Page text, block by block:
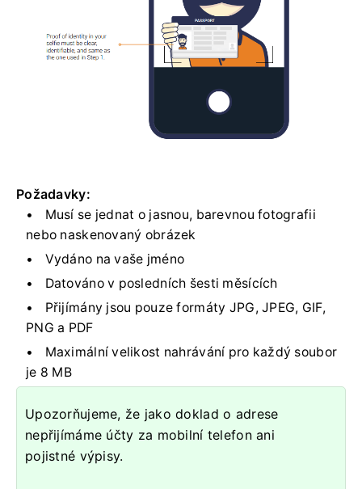
Požadavky:
Musí se jednat o jasnou, barevnou fotografii
nebo naskenovaný obrázek
Vydáno na vaše jméno
Datováno v posledních šesti měsících
Přijímány jsou pouze formáty JPG, JPEG, GIF,
PNG a PDF
Maximální velikost nahrávání pro každý soubor
je 8 MB
Upozorňujeme, že jako doklad o adrese
nepřijímáme účty za mobilní telefon ani
pojistné výpisy.